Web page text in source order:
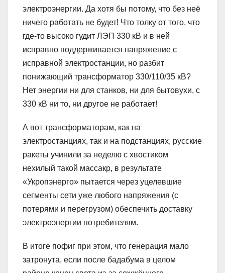
электроэнергии. Да хотя бы потому, что без неё
ничего работать не будет! Что толку от того, что
где-то высоко гудит ЛЭП 330 кВ и в ней
исправно поддерживается напряжение с
исправной электростанции, но разбит
понижающий трансформатор 330/110/35 кВ?
Нет энергии ни для станков, ни для бытовухи, с
330 кВ ни то, ни другое не работает!
А вот трансформаторам, как на
электростанциях, так и на подстанциях, русские
ракеты учинили за неделю с хвостиком
нехилый такой массакр, в результате
«Укропэнерго» пытается через уцелевшие
сегменты сети уже любого напряжения (с
потерями и перегрузом) обеспечить доставку
электроэнергии потребителям.
В итоге пофиг при этом, что генерация мало
затронута, если после бадабума в целом